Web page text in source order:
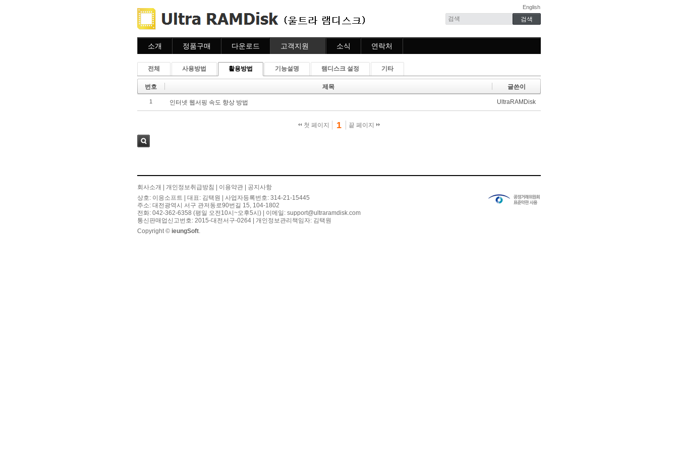
English
소개 정품구매
주문조회
이용안내
다운로드 고객지원
자주묻는질문
질문하기
소식 연락처
전체
사용방법 활용방법 기능설명 램디스크 설정 기타
번호 제목 글쓴이
1 인터넷 웹서핑 속도 향상 방법 UltraRAMDisk
첫 페이지 1 끝 페이지
회사소개 개인정보취급방침 이용약관
공지사항
상호: 이응소프트 | 대표: 김택원 | 사업자등록번호: 314-21-15445
주소: 대전광역시 서구 관저동로90번길 15, 104-1802
전화: 042-362-6358 (평일 오전10시~오후5시) | 이메일: support@ultraramdisk.com
통신판매업신고번호: 2015-대전서구-0264 | 개인정보관리책임자: 김택원
Copyright © ieungSoft.